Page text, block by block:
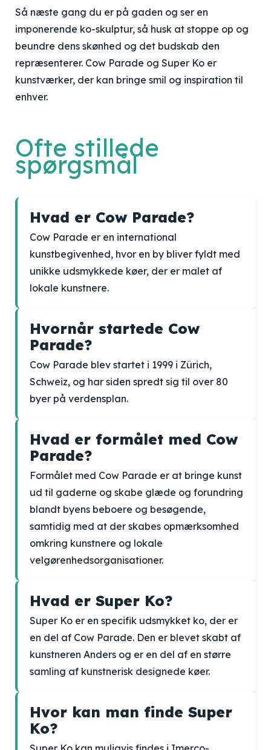
Så næste gang du er på gaden og ser en
imponerende ko-skulptur, så husk at stoppe op og
beundre dens skønhed og det budskab den
repræsenterer. Cow Parade og Super Ko er
kunstværker, der kan bringe smil og inspiration til
enhver.
Ofte stillede
spørgsmål
Hvad er Cow Parade?
Cow Parade er en international
kunstbegivenhed, hvor en by bliver fyldt med
unikke udsmykkede køer, der er malet af
lokale kunstnere.
Hvornår startede Cow
Parade?
Cow Parade blev startet i 1999 i Zürich,
Schweiz, og har siden spredt sig til over 80
byer på verdensplan.
Hvad er formålet med Cow
Parade?
Formålet med Cow Parade er at bringe kunst
ud til gaderne og skabe glæde og forundring
blandt byens beboere og besøgende,
samtidig med at der skabes opmærksomhed
omkring kunstnere og lokale
velgørenhedsorganisationer.
Hvad er Super Ko?
Super Ko er en specifik udsmykket ko, der er
en del af Cow Parade. Den er blevet skabt af
kunstneren Anders og er en del af en større
samling af kunstnerisk designede køer.
Hvor kan man finde Super
Ko?